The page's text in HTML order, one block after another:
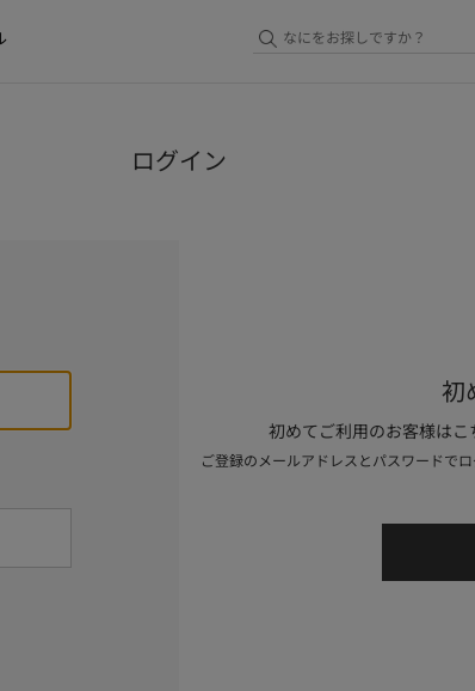
ログイン
初
初めてご利用のお客様はこ
ご登録のメールアドレスとパスワードで